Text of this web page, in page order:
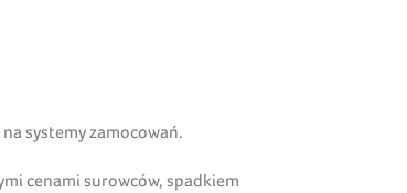
systemy zamocowań.
cenami surowców, spadkiem